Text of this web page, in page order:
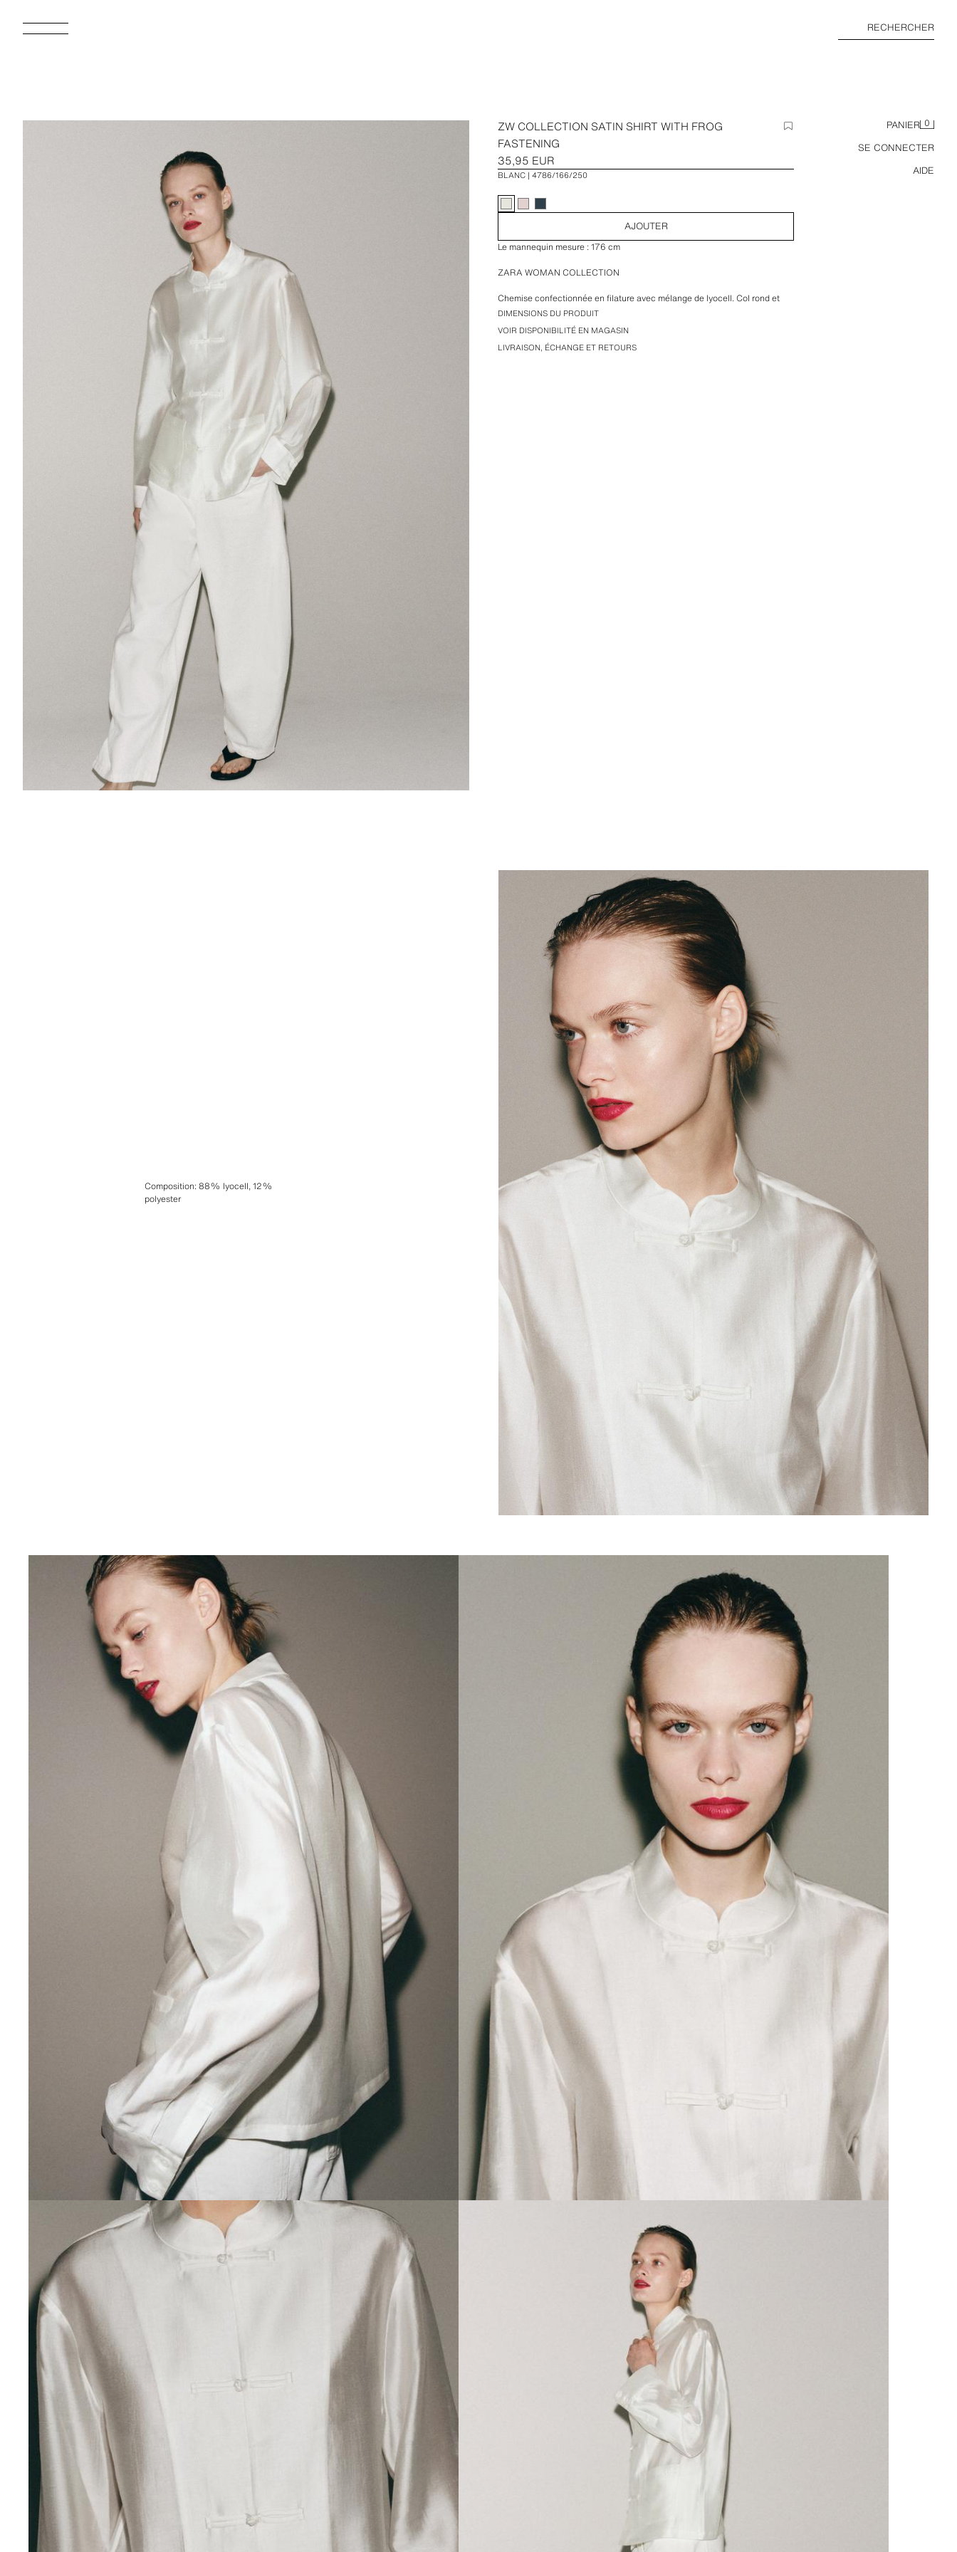
RECHERCHER
PANIER 0
SE CONNECTER
AIDE
ZW COLLECTION SATIN SHIRT WITH FROG
FASTENING
35,95 EUR
BLANC 4786/166/250
AJOUTER
Le mannequin mesure : 176 cm
ZARA WOMAN COLLECTION
Chemise confectionnée en filature avec mélange de lyocell. Col rond et
manches longues avec poignets. Poches plaquées. Bas droit. Fermeture
par brandebourgs sur le devant.
DIMENSIONS DU PRODUIT
VOIR DISPONIBILITÉ EN MAGASIN
LIVRAISON, ÉCHANGE ET RETOURS
Composition:88% lyocell, 12%
polyester